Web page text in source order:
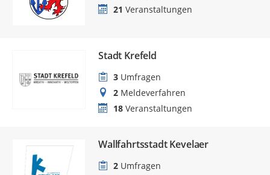
21 Veranstaltungen
Stadt Krefeld
3 Umfragen
2 Meldeverfahren
18 Veranstaltungen
Wallfahrtsstadt Kevelaer
2 Umfragen